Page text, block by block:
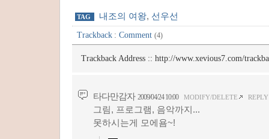
TAG 내조의 여왕, 선우선
Trackback : Comment (4)
Trackback Address :: http://www.xevious7.com/
타다만감자 2009/04/24 10:00 MODIFY/DELETE REPLY
그림, 프로그램, 음악까지...
못하시는게 모에욤~!